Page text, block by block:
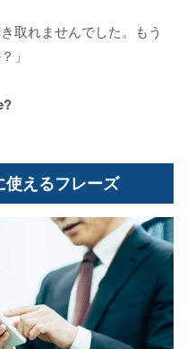
取れませんでした。もう
」
えるフレーズ